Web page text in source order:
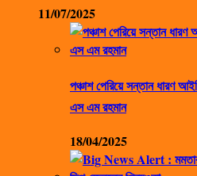
11/07/2025
পঞ্চাশ পেরিয়ে সন্তান ধারণ
এস এম রহমান
18/04/2025